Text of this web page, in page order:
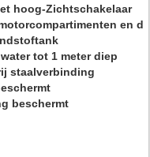
hoog-Zichtschakelaar
en d
tot 1 meter diep
staalverbinding
beschermt